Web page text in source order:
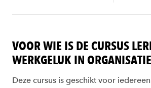
VOOR WIE IS DE CURSUS
WERKGELUK IN
Deze cursus is geschikt voor